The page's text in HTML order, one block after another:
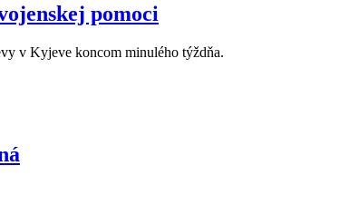
pomoci
v Kyjeve koncom minulého týždňa.